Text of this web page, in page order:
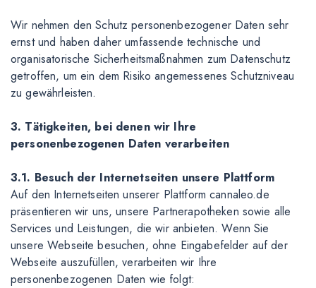
Wir nehmen den Schutz personenbezogener Daten sehr
ernst und haben daher umfassende technische und
organisatorische Sicherheitsmaßnahmen zum Datenschutz
getroffen, um ein dem Risiko angemessenes Schutzniveau
zu gewährleisten.
3. Tätigkeiten, bei denen wir Ihre
personenbezogenen Daten verarbeiten
3.1. Besuch der Internetseiten unsere Plattform
Auf den Internetseiten unserer Plattform cannaleo.de
präsentieren wir uns, unsere Partnerapotheken sowie alle
Services und Leistungen, die wir anbieten. Wenn Sie
unsere Webseite besuchen, ohne Eingabefelder auf der
Webseite auszufüllen, verarbeiten wir Ihre
personenbezogenen Daten wie folgt: